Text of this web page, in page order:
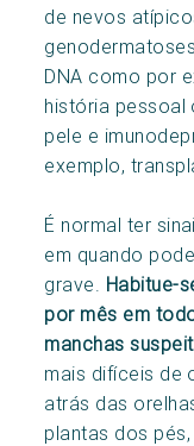
de nevos
DNA como por
história pessoal
pele e
exemplo,
É normal ter
em quando
grave. Habitue-
por mês em
manchas
mais difíceis de
atrás das
plantas dos